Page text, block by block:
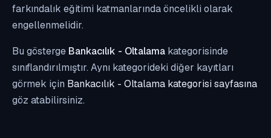
farkındalık eğitimi katmanlarında öncelikli olarak
engellenmelidir.
Bu gösterge Bankacılık - Oltalama kategorisinde
sınıflandırılmıştır. Aynı kategorideki diğer kayıtları
görmek için Bankacılık - Oltalama kategorisi sayfasına
göz atabilirsiniz.